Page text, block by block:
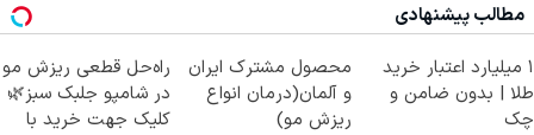
مطالب پیشنهادی
۱ میلیارد اعتبار خرید
طلا | بدون ضامن و
چک
محصول مشترک ایران
و آلمان(درمان انواع
ریزش مو)
راه‌حل قطعی ریزش مو
در شامپو جلبک سبز🌿
کلیک جهت خرید با